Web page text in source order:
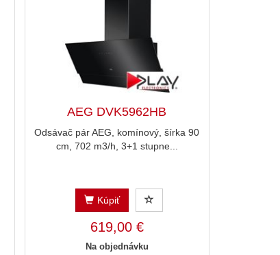
AEG DVK5962HB
Odsávač pár AEG, komínový, šírka 90
cm, 702 m3/h, 3+1 stupne...
Kúpiť
619,00 €
Na objednávku